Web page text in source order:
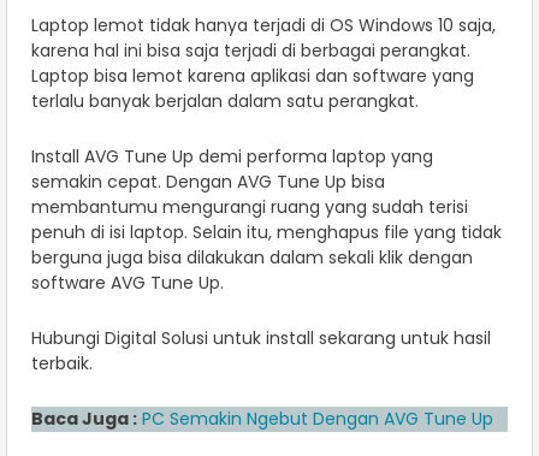
Laptop lemot tidak hanya terjadi di OS Windows 10 saja,
karena hal ini bisa saja terjadi di berbagai perangkat.
Laptop bisa lemot karena aplikasi dan software yang
terlalu banyak berjalan dalam satu perangkat.
Install AVG Tune Up demi performa laptop yang
semakin cepat. Dengan AVG Tune Up bisa
membantumu mengurangi ruang yang sudah terisi
penuh di isi laptop. Selain itu, menghapus file yang tidak
berguna juga bisa dilakukan dalam sekali klik dengan
software AVG Tune Up.
Hubungi Digital Solusi untuk install sekarang untuk hasil
terbaik.
Baca Juga : PC Semakin Ngebut Dengan AVG Tune Up